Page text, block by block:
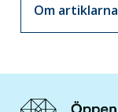
Om artiklarna